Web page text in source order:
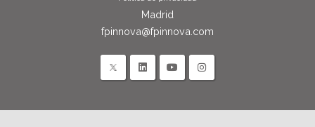
Madrid
fpinnova@fpinnova.com